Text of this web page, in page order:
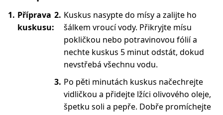
Příprava
kuskusu:
Kuskus nasypte do mísy a zalijte ho
šálkem vroucí vody. Přikryjte mísu
pokličkou nebo potravinovou fólií a
nechte kuskus 5 minut odstát, dokud
nevstřebá všechnu vodu.
Po pěti minutách kuskus načechrejte
vidličkou a přidejte lžíci olivového oleje,
špetku soli a pepře. Dobře promíchejte